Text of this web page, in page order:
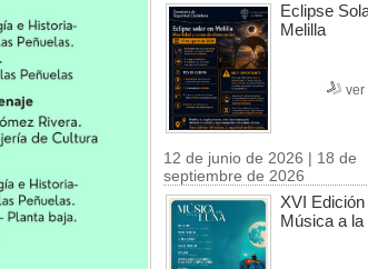
Eclipse
Melilla
ver
12 de junio de 2026 | 18 de
septiembre de 2026
XVI
Música a la